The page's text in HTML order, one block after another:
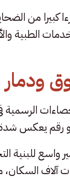
كبيرا من
الرسمية
رقم يعكس
واسع
آلاف